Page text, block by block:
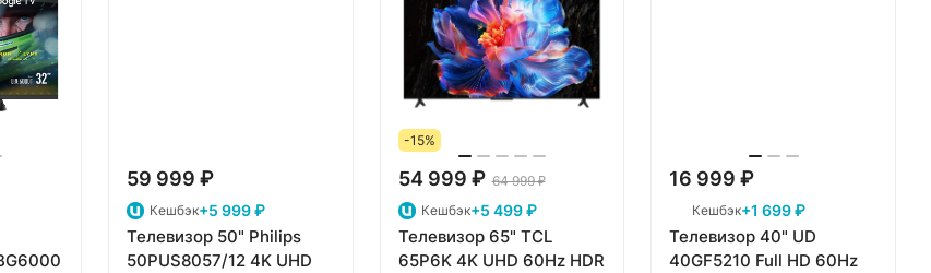
59 999 ₽
Кешбэк+5 999 ₽
Телевизор 50" Philips
50PUS8057/12 4K UHD
-15%
54 999 ₽ 64 999 ₽
Кешбэк+5 499 ₽
Телевизор 65" TCL
65P6K 4K UHD 60Hz HDR
16 999 ₽
Кешбэк+1 699 ₽
Телевизор 40" UD
40GF5210 Full HD 60Hz